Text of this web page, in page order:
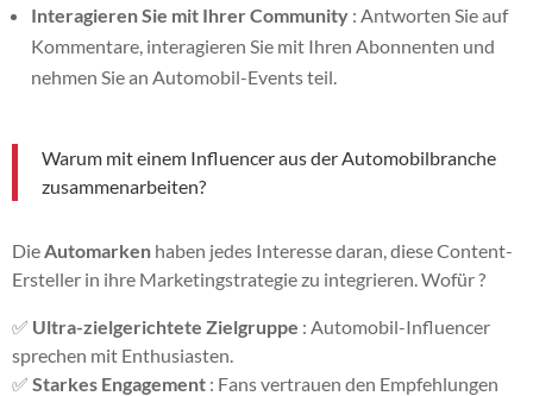
Interagieren Sie mit Ihrer Community : Antworten Sie auf
Kommentare, interagieren Sie mit Ihren Abonnenten und
nehmen Sie an Automobil-Events teil.
Warum mit einem Influencer aus der Automobilbranche
zusammenarbeiten?
Die Automarken haben jedes Interesse daran, diese Content-
Ersteller in ihre Marketingstrategie zu integrieren. Wofür ?
✅ Ultra-zielgerichtete Zielgruppe : Automobil-Influencer
sprechen mit Enthusiasten.
✅ Starkes Engagement : Fans vertrauen den Empfehlungen